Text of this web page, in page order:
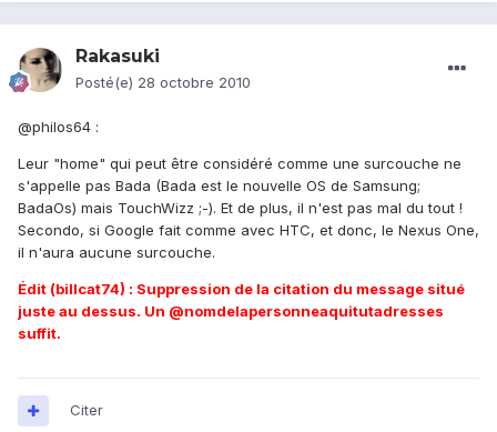
Rakasuki
Posté(e) 28 octobre 2010
@philos64 :
Leur "home" qui peut être considéré comme une surcouche ne
s'appelle pas Bada (Bada est le nouvelle OS de Samsung;
BadaOs) mais TouchWizz ;-). Et de plus, il n'est pas mal du tout !
Secondo, si Google fait comme avec HTC, et donc, le Nexus One,
il n'aura aucune surcouche.
Édit (billcat74) : Suppression de la citation du message situé
juste au dessus. Un @nomdelapersonneaquitutadresses
suffit.
Citer